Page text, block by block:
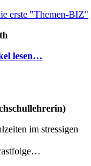
lesen…
im stressigen